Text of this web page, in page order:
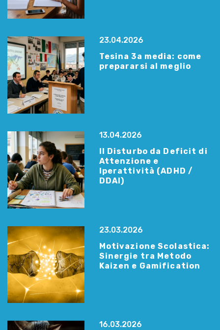
23.04.2026
Tesina 3a media: come
prepararsi al meglio
13.04.2026
Il Disturbo da Deficit di
Attenzione e
Iperattività (ADHD /
DDAI)
23.03.2026
Motivazione Scolastica:
Sinergie tra Metodo
Kaizen e Gamification
16.03.2026